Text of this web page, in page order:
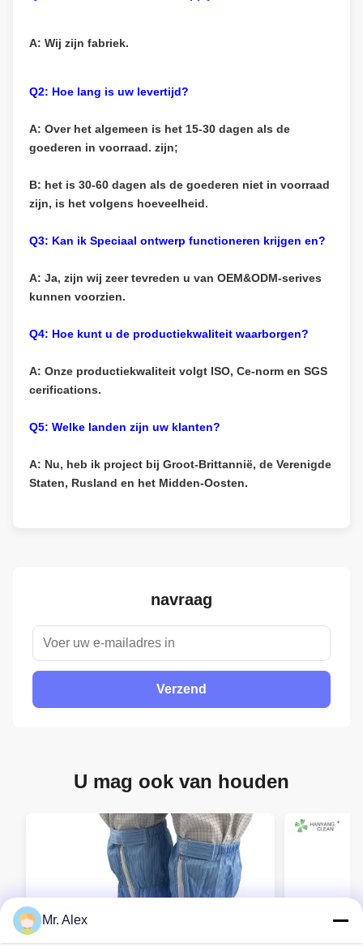
A: Wij zijn fabriek.
Q2: Hoe lang is uw levertijd?
A: Over het algemeen is het 15-30 dagen als de
goederen in voorraad. zijn;
B: het is 30-60 dagen als de goederen niet in voorraad
zijn, is het volgens hoeveelheid.
Q3: Kan ik Speciaal ontwerp functioneren krijgen en?
A: Ja, zijn wij zeer tevreden u van OEM&ODM-serives
kunnen voorzien.
Q4: Hoe kunt u de productiekwaliteit waarborgen?
A: Onze productiekwaliteit volgt ISO, Ce-norm en SGS
cerifications.
Q5: Welke landen zijn uw klanten?
A: Nu, heb ik project bij Groot-Brittannië, de Verenigde
Staten, Rusland en het Midden-Oosten.
navraag
Verzend
U mag ook van houden
Mr. Alex